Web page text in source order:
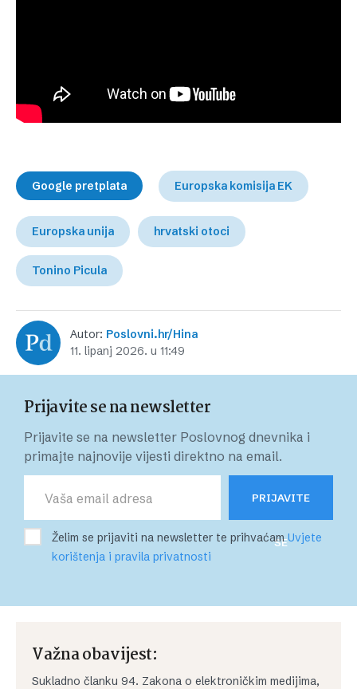
Google pretplata Europska komisija EK
Europska unija hrvatski otoci
Tonino Picula
Autor: Poslovni.hr/Hina
11. lipanj 2026. u 11:49
Prijavite se na newsletter
Prijavite se na newsletter Poslovnog dnevnika i
primajte najnovije vijesti direktno na email.
PRIJAVITE
SE
Želim se prijaviti na newsletter te prihvaćamUvjete
korištenja i pravila privatnosti
Važna obavijest:
Sukladno članku 94. Zakona o elektroničkim medijima,